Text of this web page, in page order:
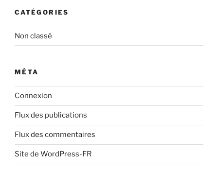
CATÉGORIES
Non classé
MÉTA
Connexion
Flux des publications
Flux des commentaires
Site de WordPress-FR